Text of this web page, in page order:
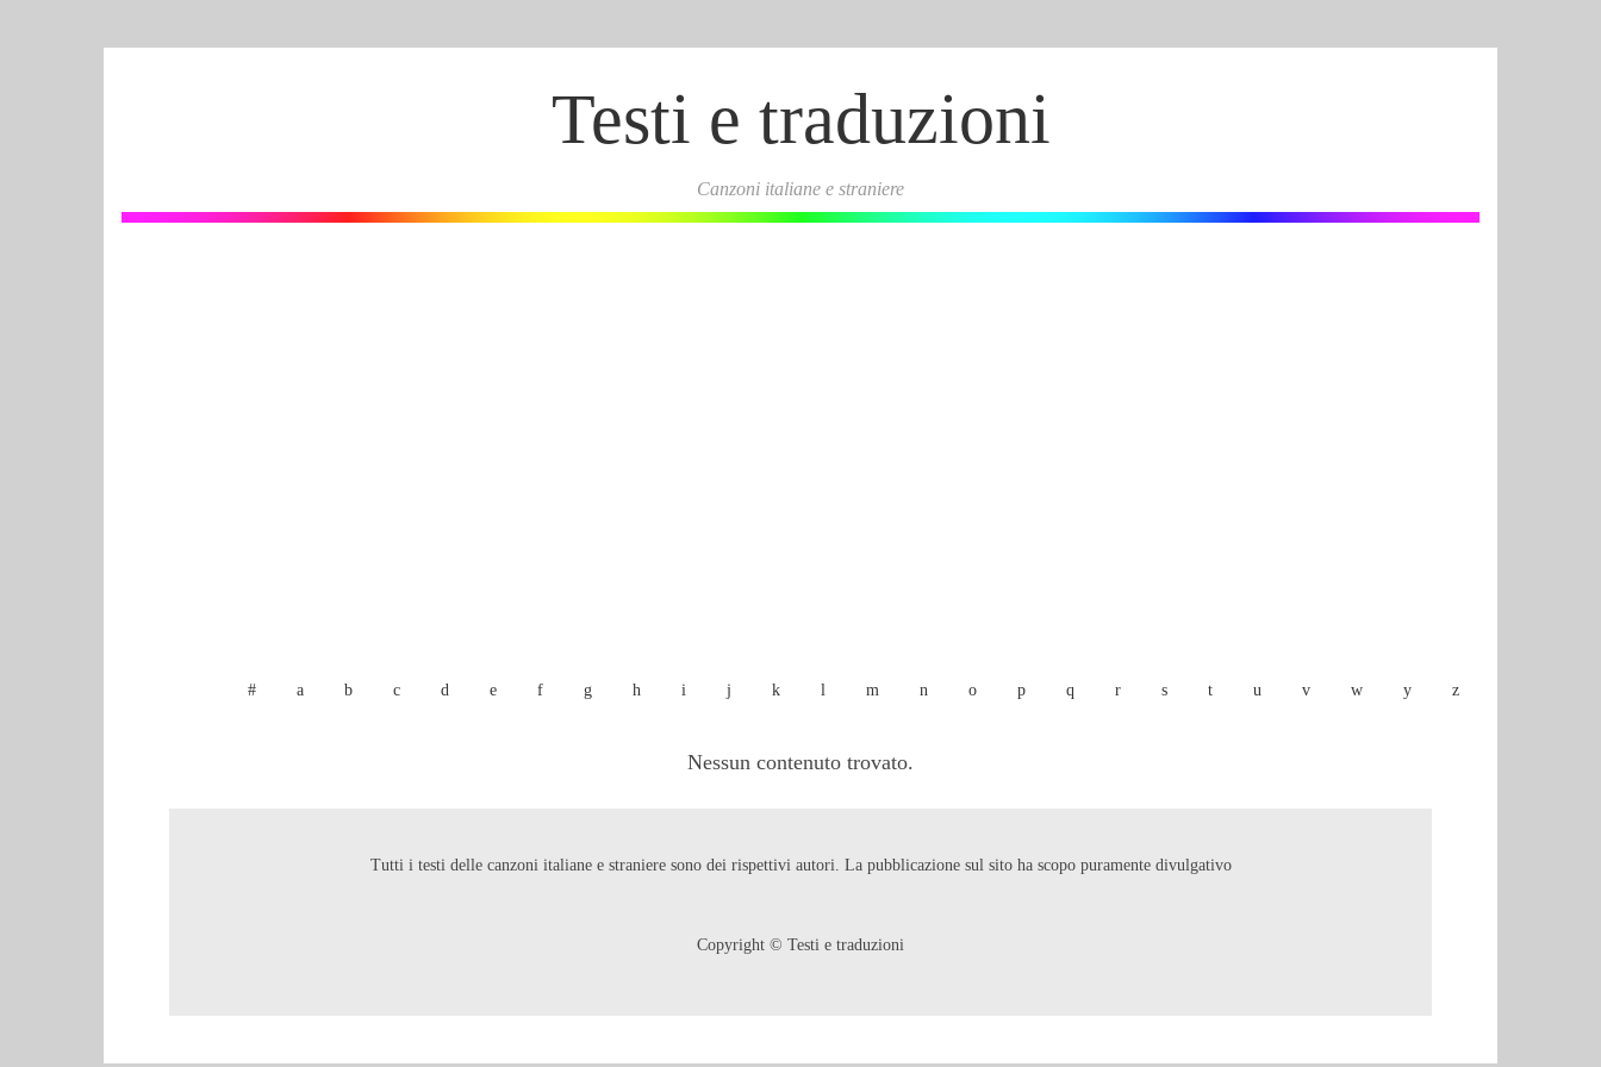
Testi e traduzioni
Canzoni italiane e straniere
# a b c d e f g h i j k l m n o p q r s t u v w y z
Nessun contenuto trovato.
Tutti i testi delle canzoni italiane e straniere sono dei rispettivi autori. La pubblicazione sul sito ha scopo puramente divulgativo
Copyright © Testi e traduzioni